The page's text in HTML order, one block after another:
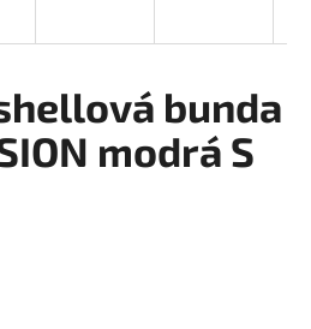
bunda
modrá S